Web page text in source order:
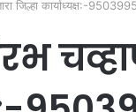
जिल्हा कार्याध्यक्ष:-